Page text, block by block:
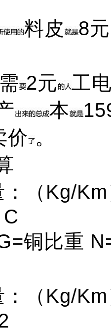
料皮
8
2元
工
本
价 。
：（Kg/
铜比重
：（Kg/